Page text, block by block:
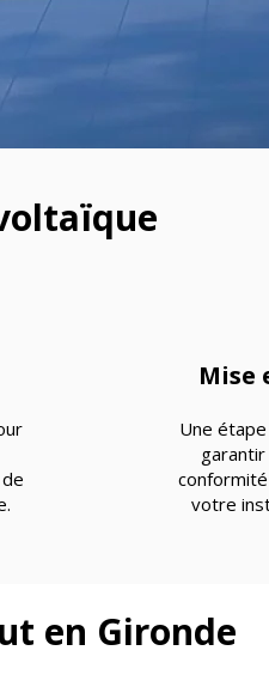
Mise
Une
votre
en Gironde